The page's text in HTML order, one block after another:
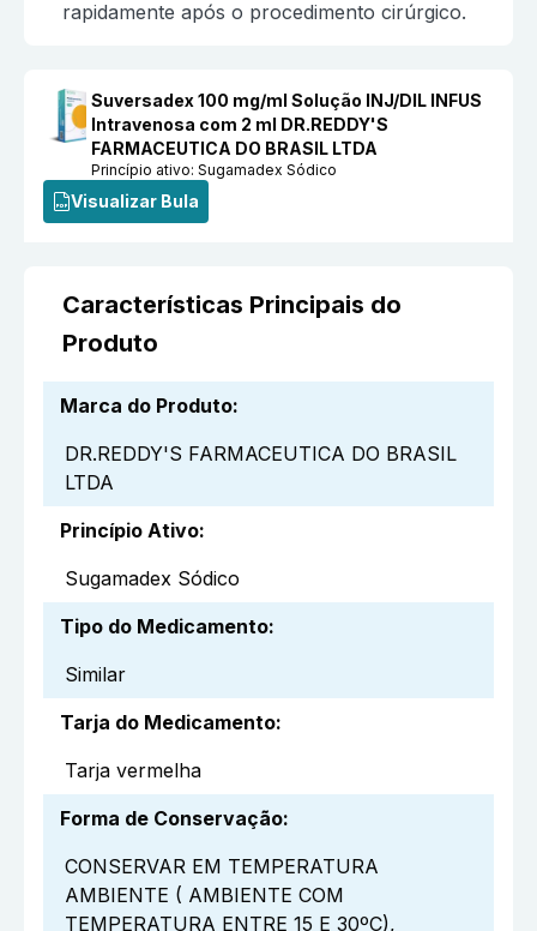
rapidamente após o procedimento cirúrgico.
Suversadex 100 mg/ml Solução INJ/DIL INFUS
Intravenosa com 2 ml DR.REDDY'S
FARMACEUTICA DO BRASIL LTDA
Princípio ativo:Sugamadex Sódico
Visualizar Bula
Características Principais do
Produto
Marca do Produto:
DR.REDDY'S FARMACEUTICA DO BRASIL
LTDA
Princípio Ativo:
Sugamadex Sódico
Tipo do Medicamento:
Similar
Tarja do Medicamento:
Tarja vermelha
Forma de Conservação:
CONSERVAR EM TEMPERATURA
AMBIENTE ( AMBIENTE COM
TEMPERATURA ENTRE 15 E 30ºC),